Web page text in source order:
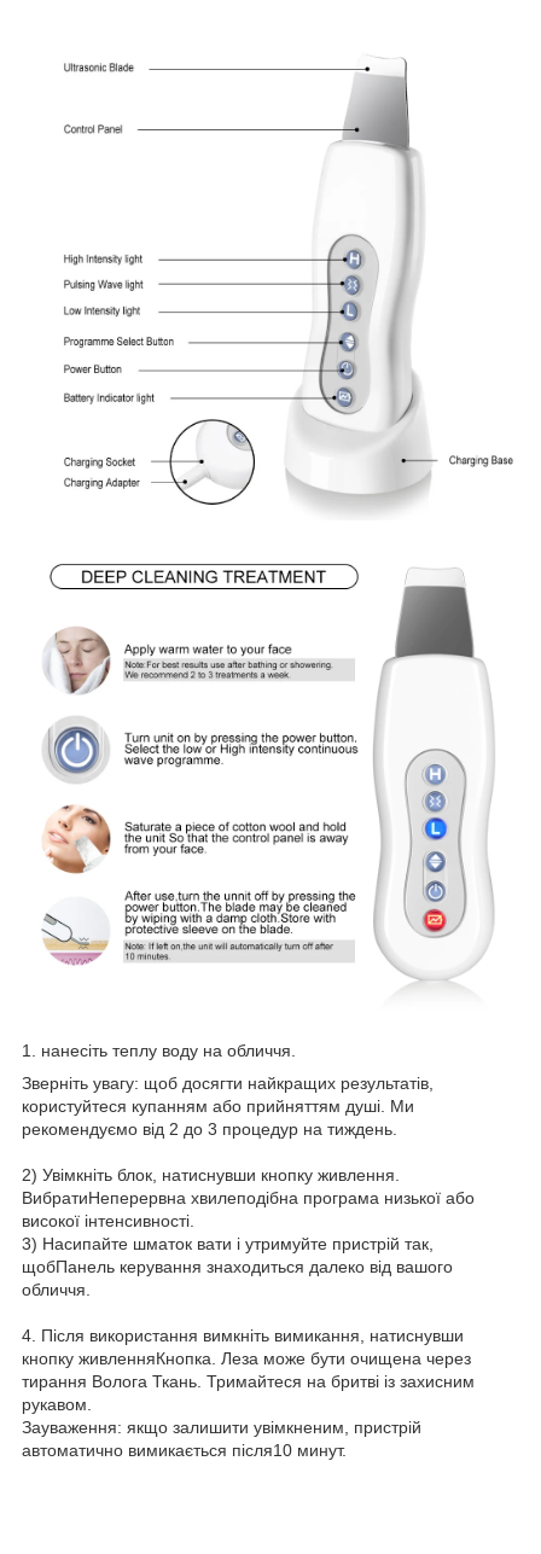
1. нанесіть теплу воду на обличчя.
Зверніть увагу: щоб досягти найкращих результатів,
користуйтеся купанням або прийняттям душі. Ми
рекомендуємо від 2 до 3 процедур на тиждень.
2) Увімкніть блок, натиснувши кнопку живлення.
ВибратиНеперервна хвилеподібна програма низької або
високої інтенсивності.
3) Насипайте шматок вати і утримуйте пристрій так,
щобПанель керування знаходиться далеко від вашого
обличчя.
4. Після використання вимкніть вимикання, натиснувши
кнопку живленняКнопка. Леза може бути очищена через
тирання Волога Ткань. Тримайтеся на бритві із захисним
рукавом.
Зауваження: якщо залишити увімкненим, пристрій
автоматично вимикається після10 минут.